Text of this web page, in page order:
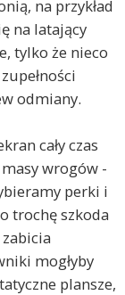
na przykład
na latający
tylko że nieco
odmiany.
cały czas
wrogów -
perki i
trochę szkoda
mogłyby
plansze,